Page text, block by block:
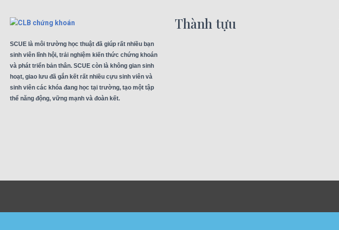
SCUE là môi trường học thuật đã giúp rất nhiều bạn
sinh viên lĩnh hội, trải nghiệm kiến thức chứng khoán
và phát triển bản thân. SCUE còn là không gian sinh
hoạt, giao lưu đã gắn kết rất nhiều cựu sinh viên và
sinh viên các khóa đang học tại trường, tạo một tập
thể năng động, vững mạnh và đoàn kết.
Thành tựu